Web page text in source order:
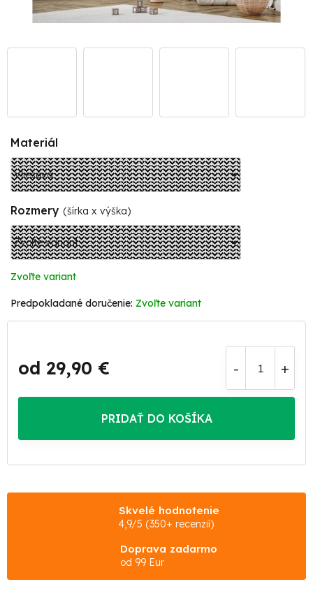
Materiál
Rozmery (šírka x výška)
Zvoľte variant
Zvoľte variant
od 29,90 €
Jednotková
cena:
PRIDAŤ DO KOŠÍKA
Skvelé hodnotenie
4,9/5 (350+ recenzií)
Doprava zadarmo
od 99 Eur